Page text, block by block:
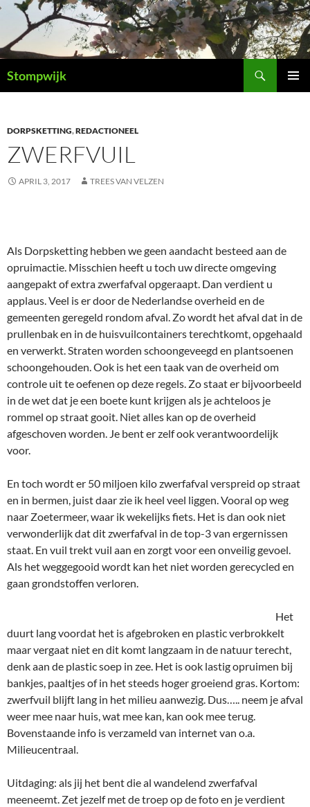
Ga
de
inhoud
Stompwijk
DORPSKETTING,REDACTIONEEL
ZWERFVUIL
APRIL 3, 2017 TREES VAN VELZEN
Als Dorpsketting hebben we geen aandacht besteed aan de
opruimactie. Misschien heeft u toch uw directe omgeving
aangepakt of extra zwerfafval opgeraapt. Dan verdient u
applaus. Veel is er door de Nederlandse overheid en de
gemeenten geregeld rondom afval. Zo wordt het afval dat in de
prullenbak en in de huisvuilcontainers terechtkomt, opgehaald
en verwerkt. Straten worden schoongeveegd en plantsoenen
schoongehouden. Ook is het een taak van de overheid om
controle uit te oefenen op deze regels. Zo staat er bijvoorbeeld
in de wet dat je een boete kunt krijgen als je achteloos je
rommel op straat gooit. Niet alles kan op de overheid
afgeschoven worden. Je bent er zelf ook verantwoordelijk
voor.
En toch wordt er 50 miljoen kilo zwerfafval verspreid op straat
en in bermen, juist daar zie ik heel veel liggen. Vooral op weg
naar Zoetermeer, waar ik wekelijks fiets. Het is dan ook niet
verwonderlijk dat dit zwerfafval in de top-3 van ergernissen
staat. En vuil trekt vuil aan en zorgt voor een onveilig gevoel.
Als het weggegooid wordt kan het niet worden gerecycled en
gaan grondstoffen verloren.
Het
duurt lang voordat het is afgebroken en plastic verbrokkelt
maar vergaat niet en dit komt langzaam in de natuur terecht,
denk aan de plastic soep in zee. Het is ook lastig opruimen bij
bankjes, paaltjes of in het steeds hoger groeiend gras. Kortom:
zwerfvuil blijft lang in het milieu aanwezig. Dus….. neem je afval
weer mee naar huis, wat mee kan, kan ook mee terug.
Bovenstaande info is verzameld van internet van o.a.
Milieucentraal.
Uitdaging: als jij het bent die al wandelend zwerfafval
meeneemt. Zet jezelf met de troep op de foto en je verdient